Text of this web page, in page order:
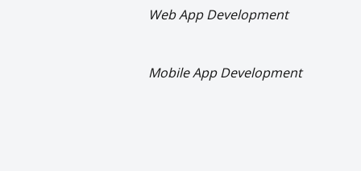
Web App Development
Mobile App Development